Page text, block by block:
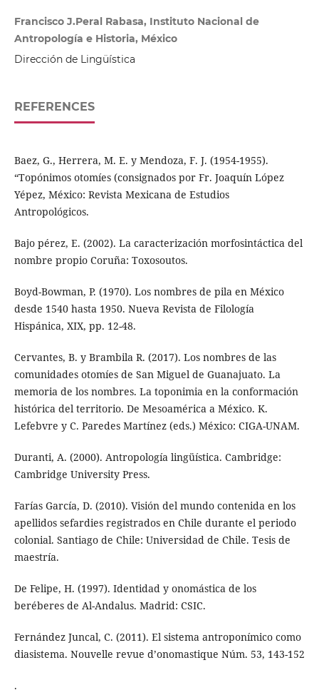
Francisco J.Peral Rabasa, Instituto Nacional de
Antropología e Historia, México
Dirección de Lingüística
REFERENCES
Baez, G., Herrera, M. E. y Mendoza, F. J. (1954-1955).
“Topónimos otomíes (consignados por Fr. Joaquín López
Yépez, México: Revista Mexicana de Estudios
Antropológicos.
Bajo pérez, E. (2002). La caracterización morfosintáctica del
nombre propio Coruña: Toxosoutos.
Boyd-Bowman, P. (1970). Los nombres de pila en México
desde 1540 hasta 1950. Nueva Revista de Filología
Hispánica, XIX, pp. 12-48.
Cervantes, B. y Brambila R. (2017). Los nombres de las
comunidades otomíes de San Miguel de Guanajuato. La
memoria de los nombres. La toponimia en la conformación
histórica del territorio. De Mesoamérica a México. K.
Lefebvre y C. Paredes Martínez (eds.) México: CIGA-UNAM.
Duranti, A. (2000). Antropología lingüística. Cambridge:
Cambridge University Press.
Farías García, D. (2010). Visión del mundo contenida en los
apellidos sefardies registrados en Chile durante el periodo
colonial. Santiago de Chile: Universidad de Chile. Tesis de
maestría.
De Felipe, H. (1997). Identidad y onomástica de los
beréberes de Al-Andalus. Madrid: CSIC.
Fernández Juncal, C. (2011). El sistema antroponímico como
diasistema. Nouvelle revue d’onomastique Núm. 53, 143-152
.